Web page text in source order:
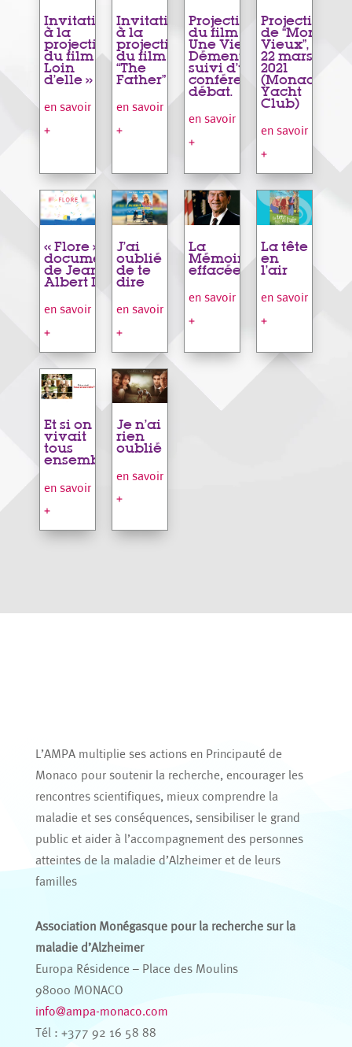
Invitation
à la
projection
du film «
Loin
d’elle »
en savoir
+
Invitation
à la
projection
du film
“The
Father”
en savoir
+
Projection
du film «
Une Vie
Démente »
suivi d’une
conférence
débat.
en savoir
+
Projection
de “Mon
Vieux”, le
22 mars
2021
(Monaco
Yacht
Club)
en savoir
+
« Flore », film
documentaire
de Jean-
Albert Lièvre
en savoir
+
J’ai
oublié
de te
dire
en savoir
+
La
Mémoire
effacée
en savoir
+
La tête
en
l’air
en savoir
+
Et si on
vivait
tous
ensemble
en savoir
+
Je n’ai
rien
oublié
en savoir
+
L’AMPA multiplie ses actions en Principauté de
Monaco pour soutenir la recherche, encourager les
rencontres scientifiques, mieux comprendre la
maladie et ses conséquences, sensibiliser le grand
public et aider à l’accompagnement des personnes
atteintes de la maladie d’Alzheimer et de leurs
familles
Association Monégasque pour la recherche sur la
maladie d’Alzheimer
Europa Résidence – Place des Moulins
98000 MONACO
info@ampa-monaco.com
Tél : +377 92 16 58 88